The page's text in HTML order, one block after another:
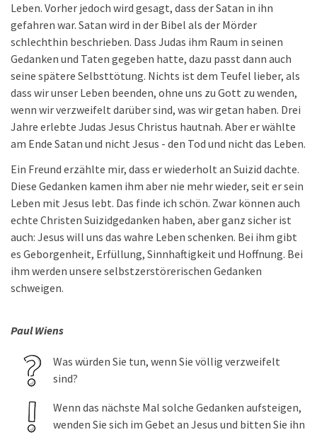
Leben. Vorher jedoch wird gesagt, dass der Satan in ihn
gefahren war. Satan wird in der Bibel als der Mörder
schlechthin beschrieben. Dass Judas ihm Raum in seinen
Gedanken und Taten gegeben hatte, dazu passt dann auch
seine spätere Selbsttötung. Nichts ist dem Teufel lieber, als
dass wir unser Leben beenden, ohne uns zu Gott zu wenden,
wenn wir verzweifelt darüber sind, was wir getan haben. Drei
Jahre erlebte Judas Jesus Christus hautnah. Aber er wählte
am Ende Satan und nicht Jesus - den Tod und nicht das Leben.
Ein Freund erzählte mir, dass er wiederholt an Suizid dachte.
Diese Gedanken kamen ihm aber nie mehr wieder, seit er sein
Leben mit Jesus lebt. Das finde ich schön. Zwar können auch
echte Christen Suizidgedanken haben, aber ganz sicher ist
auch: Jesus will uns das wahre Leben schenken. Bei ihm gibt
es Geborgenheit, Erfüllung, Sinnhaftigkeit und Hoffnung. Bei
ihm werden unsere selbstzerstörerischen Gedanken
schweigen.
Paul Wiens
Was würden Sie tun, wenn Sie völlig verzweifelt
sind?
Wenn das nächste Mal solche Gedanken aufsteigen,
wenden Sie sich im Gebet an Jesus und bitten Sie ihn